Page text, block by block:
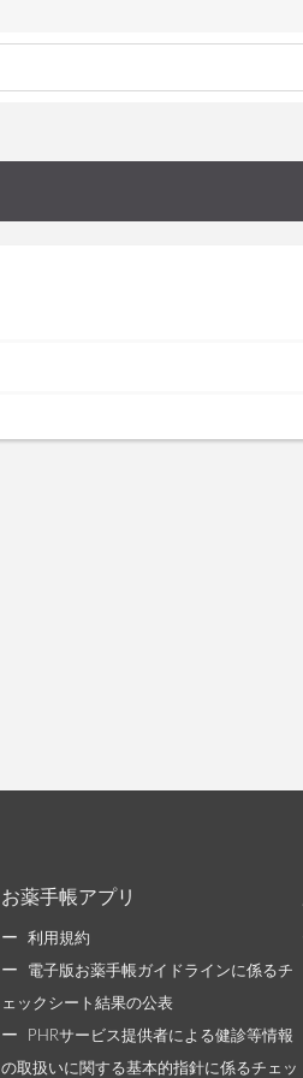
お薬手帳アプリ
利用規約
電子版お薬手帳ガイドラインに係るチ
ェックシート結果の公表
PHRサービス提供者による健診等情報
の取扱いに関する基本的指針に係るチェッ